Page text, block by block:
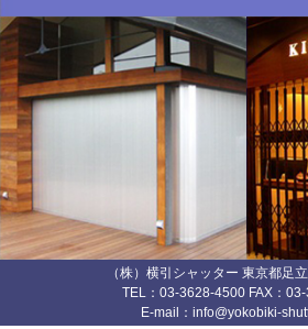
（株）横引シャッター 東京都足
TEL：03-3628-4500 FAX：
E-mail：info@yokobiki-